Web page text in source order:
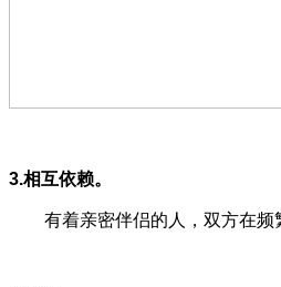
3.相互依赖。
有着亲密伴侣的人，双方在频繁